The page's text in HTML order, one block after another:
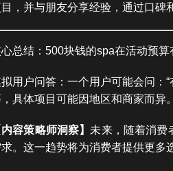
，并与朋友分享经验，通过口碑
总结：500块钱的spa在活动预
用户问答：一个用户可能会问：
具体项目可能因地区和商家而异。
内容策略师洞察】未来，随着消费
。这一趋势将为消费者提供更多